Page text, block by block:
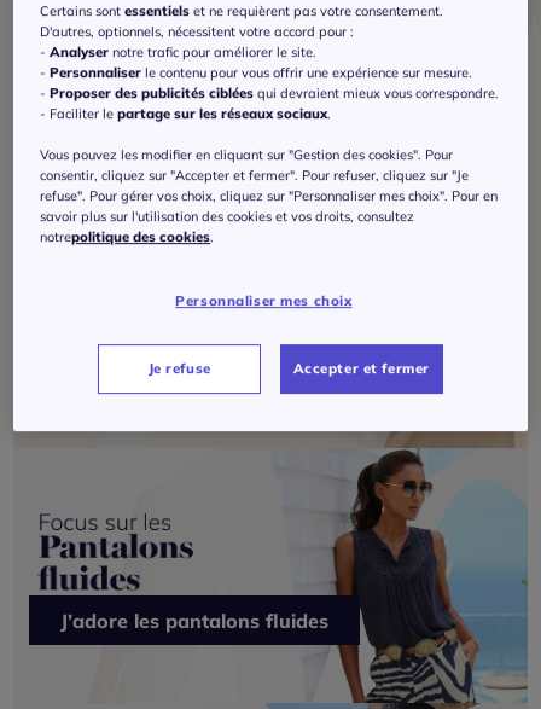
Bain Shorts T-shirts
J’adore les pantalons fluides
Certains sontessentiels et ne requièrent pas votre consentement.
D'autres, optionnels, nécessitent votre accord pour :
-Analyser notre trafic pour améliorer le site.
-Personnaliser le contenu pour vous offrir une expérience sur mesure.
-Proposer des publicités ciblées qui devraient mieux vous correspondre.
- Faciliter lepartage sur les réseaux sociaux
Vous pouvez les modifier en cliquant sur "Gestion des cookies". Pour
consentir, cliquez sur "Accepter et fermer". Pour refuser, cliquez sur "Je
refuse". Pour gérer vos choix, cliquez sur "Personnaliser mes choix". Pour en
savoir plus sur l'utilisation des cookies et vos droits, consultez
notrepolitique des cookies
Personnaliser mes choix
Je refuse Accepter et fermer